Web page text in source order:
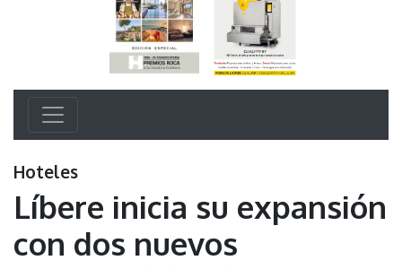
Hoteles
Líbere inicia su expansión
con dos nuevos